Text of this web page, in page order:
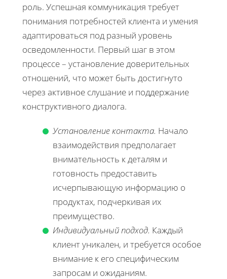
роль. Успешная коммуникация требует
понимания потребностей клиента и умения
адаптироваться под разный уровень
осведомленности. Первый шаг в этом
процессе – установление доверительных
отношений, что может быть достигнуто
через активное слушание и поддержание
конструктивного диалога.
Установление контакта. Начало
взаимодействия предполагает
внимательность к деталям и
готовность предоставить
исчерпывающую информацию о
продуктах, подчеркивая их
преимущество.
Индивидуальный подход. Каждый
клиент уникален, и требуется особое
внимание к его специфическим
запросам и ожиданиям.